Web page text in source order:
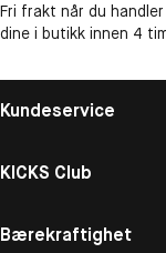
Fri frakt når du
dine i butikk innen 4
Kundeservice
KICKS Club
Bærekraftighet